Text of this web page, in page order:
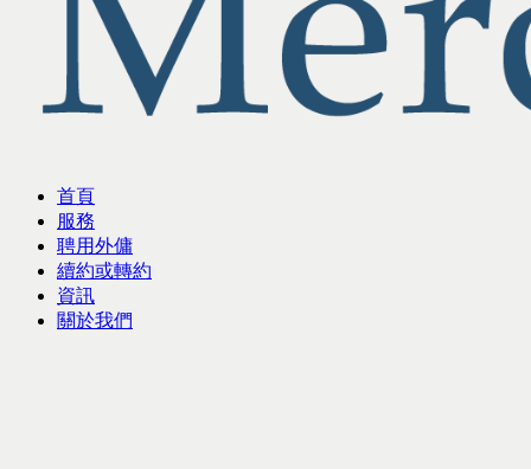
首頁
服務
聘用外傭
續約或轉約
資訊
關於我們